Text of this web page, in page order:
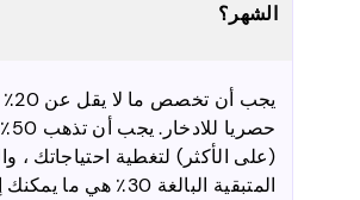
الشهر؟
يجب
(على الأكثر) لتغطية احتياجاتك ،
المتبقية البالغة 30٪ هي